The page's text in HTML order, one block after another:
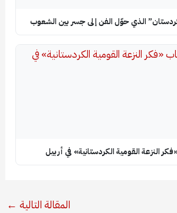
الذي حوّل الفن إلى جسر بين الشعوب
النزعة القومية الكردستانية» في أربيل
المقالة التالية ←